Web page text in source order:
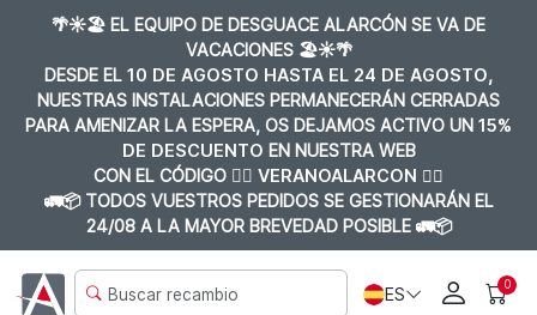
🌴☀️🏖️ EL EQUIPO DE DESGUACE ALARCÓN SE VA DE
VACACIONES 🏖️☀️🌴
DESDE EL 10 DE AGOSTO HASTA EL 24 DE AGOSTO,
NUESTRAS INSTALACIONES PERMANECERÁN CERRADAS
PARA AMENIZAR LA ESPERA, OS DEJAMOS ACTIVO UN 15%
DE DESCUENTO EN NUESTRA WEB
CON EL CÓDIGO 👉🏼 VERANOALARCON 👈🏼
🚛📦 TODOS VUESTROS PEDIDOS SE GESTIONARÁN EL
24/08 A LA MAYOR BREVEDAD POSIBLE 🚛📦
ES 0